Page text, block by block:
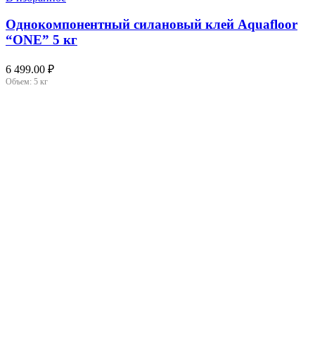
Однокомпонентный силановый клей Aquafloor
“ONE” 5 кг
6 499.00 ₽
Объем: 5 кг